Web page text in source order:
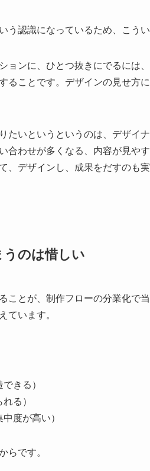
う認識になっているため、こう
ョンに、ひとつ抜きにでるには
ることです。デザインの見せ方
たいというというのは、デザイ
合わせが多くなる、内容が見や
、デザインし、成果をだすのも
のは惜しい
ことが、制作フローの分業化で
ています。
きる）
る）
度が高い）
らです。